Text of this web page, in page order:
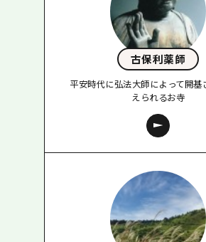
古保利薬師
平安時代に弘法大師によって開基
えられるお寺